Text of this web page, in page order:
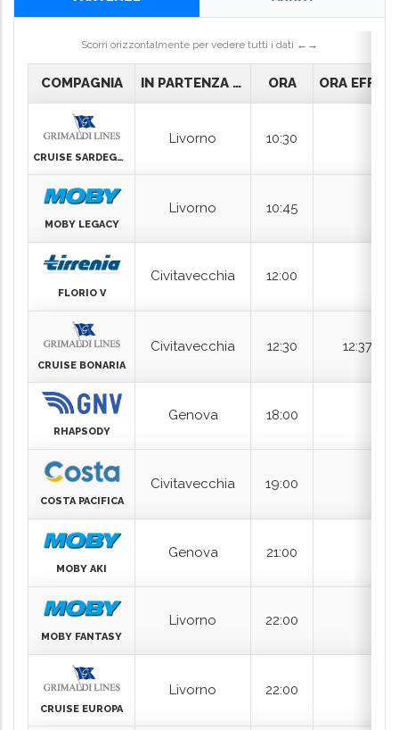
COMPAGNIA IN PARTENZA PER ORA ORA EFFETTIVA
Livorno 10:30
MOBY LEGACY
Livorno 10:45
FLORIO V
Civitavecchia 12:00
Civitavecchia 12:30
RHAPSODY
Genova 18:00
COSTA PACIFICA
Civitavecchia 19:00
MOBY AKI
Genova 21:00
MOBY FANTASY
Livorno 22:00
Livorno 22:00
MOBY TOMMY
Civitavecchia 23:00